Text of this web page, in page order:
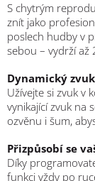
S chytrým
znít jako
poslech hudby v
sebou – vydrží
Dynamický zvuk
Užívejte si zvuk v
vynikající zvuk na
ozvěnu i šum,
Přizpůsobí se
Díky
funkci vždy po